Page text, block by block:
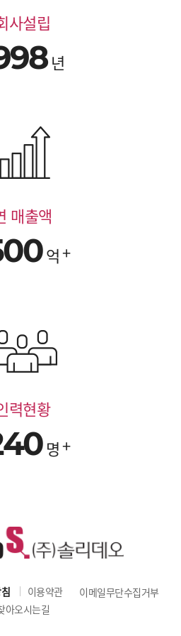
사설립
년
매출액
억
력현황
명
이용약관
이메일무단수집거부
아오시는길